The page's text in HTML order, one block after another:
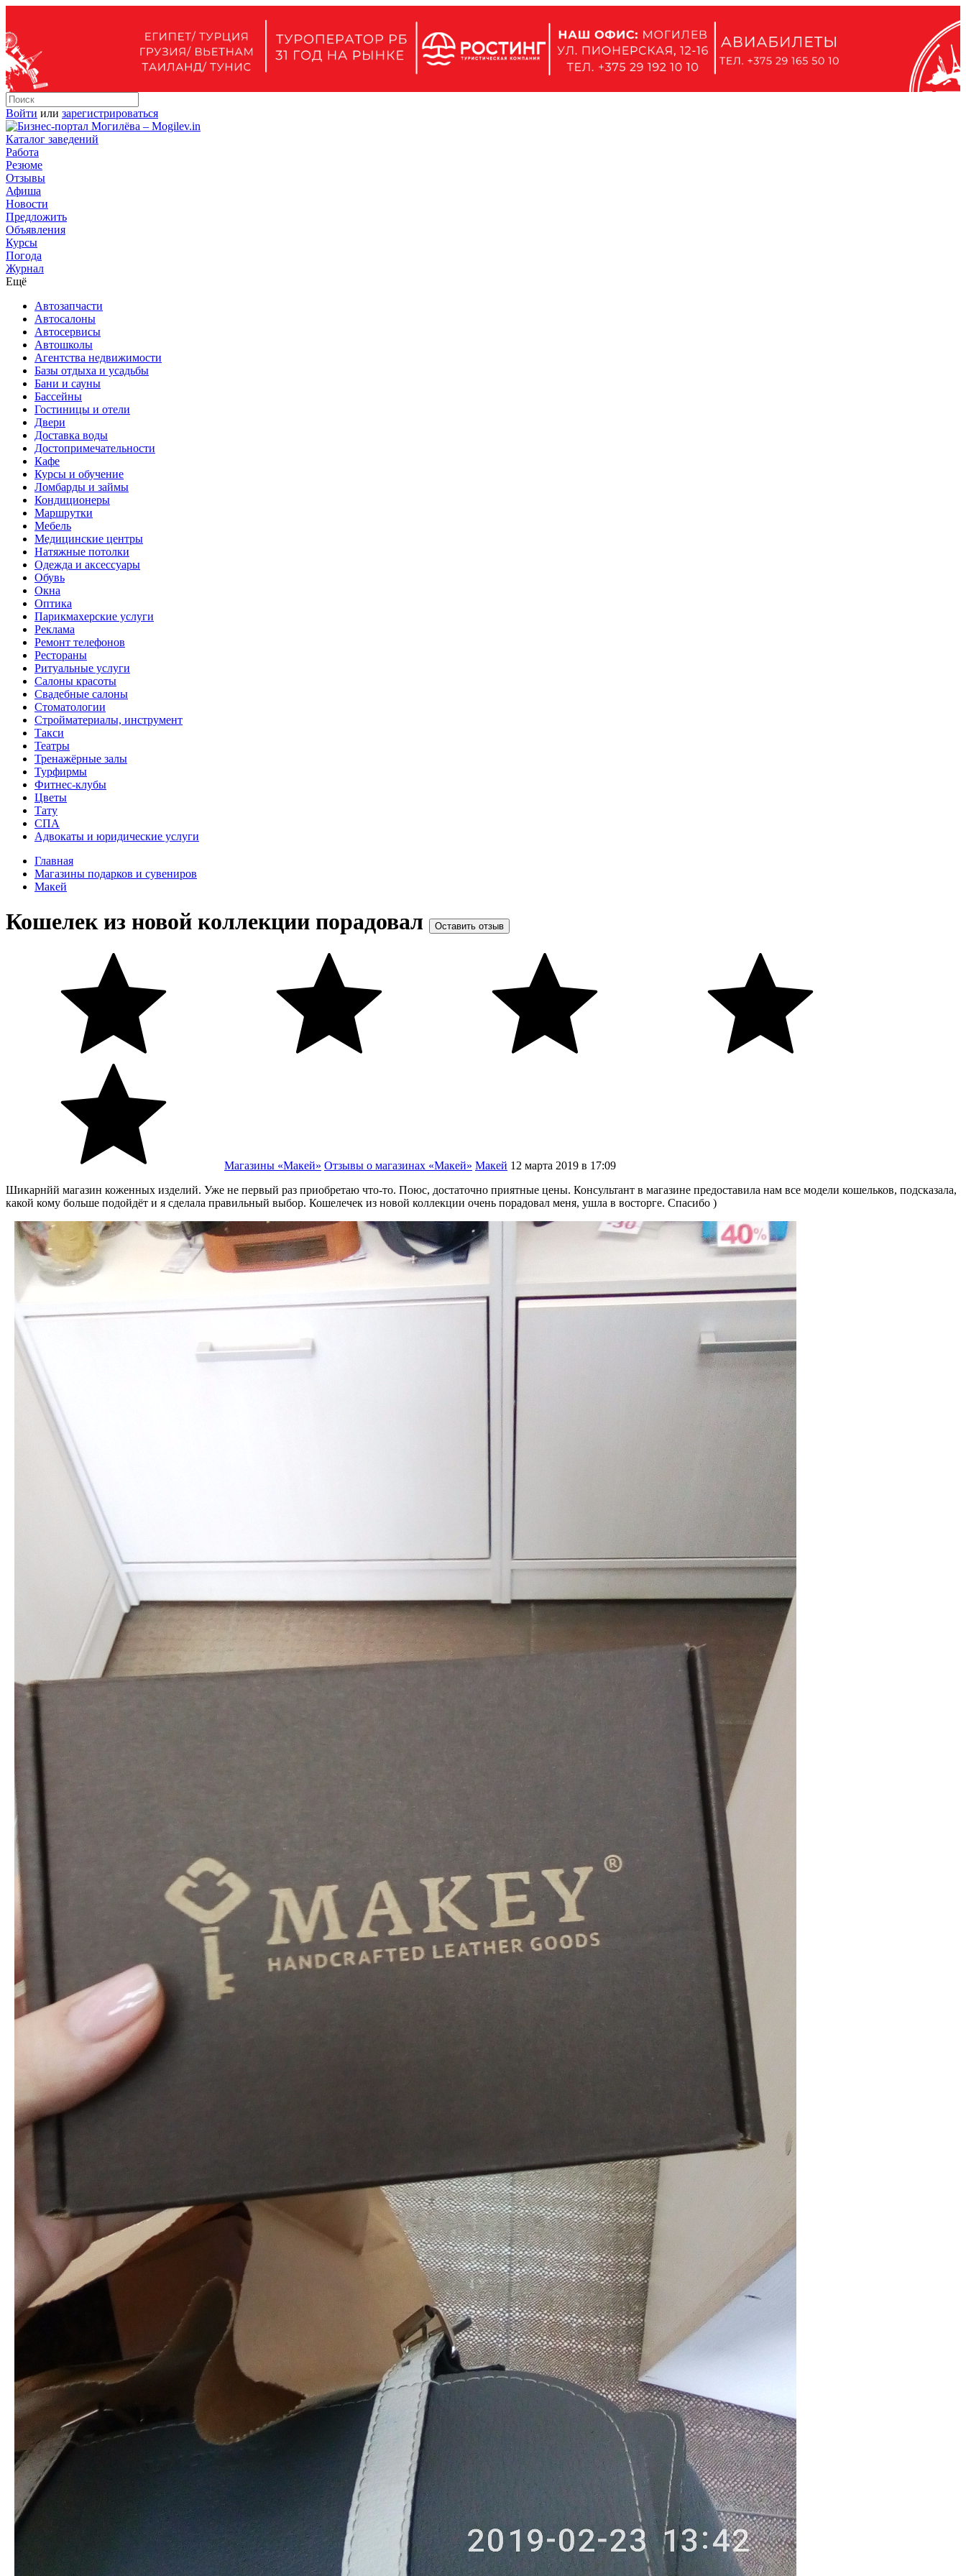
Войти или зарегистрироваться
Каталог заведений
Работа
Резюме
Отзывы
Афиша
Новости
Предложить
Объявления
Курсы
Погода
Журнал
Ещё
Автозапчасти
Автосалоны
Автосервисы
Автошколы
Агентства недвижимости
Базы отдыха и усадьбы
Бани и сауны
Бассейны
Гостиницы и отели
Двери
Доставка воды
Достопримечательности
Кафе
Курсы и обучение
Ломбарды и займы
Кондиционеры
Маршрутки
Мебель
Медицинские центры
Натяжные потолки
Одежда и аксессуары
Обувь
Окна
Оптика
Парикмахерские услуги
Реклама
Ремонт телефонов
Рестораны
Ритуальные услуги
Салоны красоты
Свадебные салоны
Стоматологии
Стройматериалы, инструмент
Такси
Театры
Тренажёрные залы
Турфирмы
Фитнес-клубы
Цветы
Тату
СПА
Адвокаты и юридические услуги
Главная
Магазины подарков и сувениров
Макей
Кошелек из новой коллекции порадовал Оставить отзыв
Магазины «Макей» Отзывы о магазинах «Макей» Макей 12 марта 2019 в 17:09
Шикарнйй магазин коженных изделий. Уже не первый раз приобретаю что-то. Поюс, достаточно приятные цены. Консультант в магазине предоставила нам все модели кошельков, подсказала,
какой кому больше подойдёт и я сделала правильный выбор. Кошелечек из новой коллекции очень порадовал меня, ушла в восторге. Спасибо )